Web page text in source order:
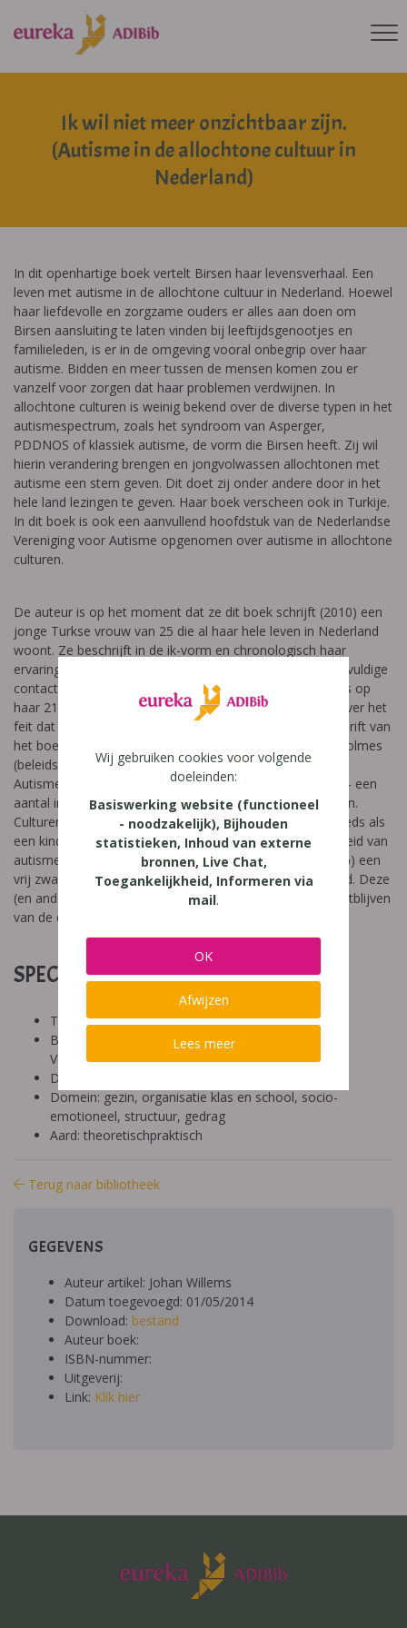
Ik wil niet meer onzichtbaar zijn.
(Autisme in de allochtone cultuur in
Nederland)
In dit openhartige boek vertelt Birsen haar levensverhaal. Een
leven met autisme in de allochtone cultuur in Nederland. Hoewel
haar liefdevolle en zorgzame ouders er alles aan doen om
Birsen aansluiting te laten vinden bij leeftijdsgenootjes en
familieleden, is er in de omgeving vooral onbegrip over haar
autisme. Bidden en meer tussen de mensen komen zou er
vanzelf voor zorgen dat haar problemen verdwijnen. In
allochtone culturen is weinig bekend over de diverse typen in het
autismespectrum, zoals het syndroom van Asperger,
PDDNOS of klassiek autisme, de vorm die Birsen heeft. Zij wil
hierin verandering brengen en jongvolwassen allochtonen met
autisme een stem geven. Dit doet zij onder andere door in het
hele land lezingen te geven. Haar boek verscheen ook in Turkije.
In dit boek is ook een aanvullend hoofdstuk van de Nederlandse
Vereniging voor Autisme opgenomen over autisme in allochtone
culturen.
De auteur is op het moment dat ze dit boek schrijft (2010) een
jonge Turkse vrouw van 25 die al haar hele leven in Nederland
woont. Ze beschrijft in de ik-vorm en chronologisch haar
ervaringen vanuit een vermoeden van ASS. Ondanks veelvuldige
contacten met psychiaters en hulpverleners komt het pas op
haar 21e tot de definitieve diagnose: Birsen heeft ASS. Over het
feit dat de diagnose zo laat gebeurde, wordt in het naschrift van
het boek een en ander verduidelijkt. Bernadette Wijker-Holmes
(beleidsmedewerker van de Nederlandse Vereniging voor
Autisme) belicht -bij wijze van wetenschappelijke epiloog- een
aantal interessante aspecten omtrent autisme en culturen.
Culturen (zoals de Turkse) beschouwen autisme nog steeds als
een kinderziekte. Bovendien legt de genetische bepaaldheid van
autisme (uit wetenschappelijk onderzoek blijkt: voor 90 %) een
vrij zware hypotheek op de status van een familieverband. Deze
(en andere) elementen vormen een verklaring voor het uitblijven
van de diagnose.
SPECIFICATIES:
Tool: niet van toepassing
Besproken Leeftijd: hoger onderwijs (18-24 jaar),
Volwassen (+24 jaar)
Diagnose: autisme/ASS
Domein: gezin, organisatie klas en school, socio-
emotioneel, structuur, gedrag
Aard: theoretischpraktisch
Terug naar bibliotheek
GEGEVENS
Auteur artikel: Johan Willems
Datum toegevoegd: 01/05/2014
Download: bestand
Auteur boek:
ISBN-nummer:
Uitgeverij:
Link: Klik hier
Wij gebruiken cookies voor volgende
doeleinden:
Basiswerking website (functioneel
- noodzakelijk), Bijhouden
statistieken, Inhoud van externe
bronnen, Live Chat,
Toegankelijkheid, Informeren via
mail.
OK
Afwijzen
Lees meer